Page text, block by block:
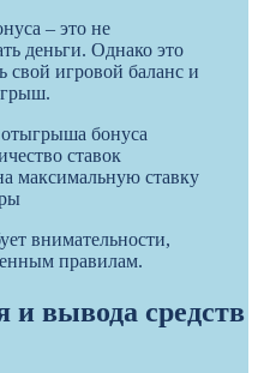
– это не
деньги. Однако это
свой игровой баланс и
бонуса
ставок
максимальную ставку
внимательности,
правилам.
и вывода средств